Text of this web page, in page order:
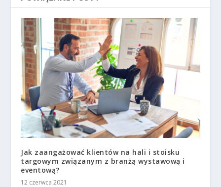
Jak zaangażować klientów na hali i stoisku
targowym związanym z branżą wystawową i
eventową?
12 czerwca 2021